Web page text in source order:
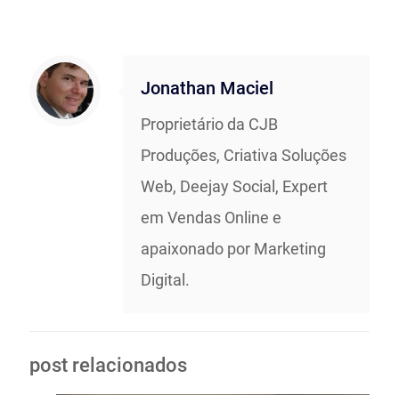
Jonathan Maciel
Proprietário da CJB
Produções, Criativa Soluções
Web, Deejay Social, Expert
em Vendas Online e
apaixonado por Marketing
Digital.
post relacionados